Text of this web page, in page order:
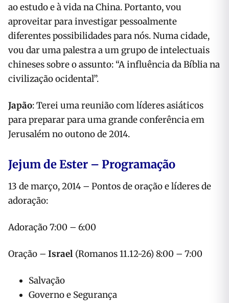
ao estudo e à vida na China. Portanto, vou
aproveitar para investigar pessoalmente
diferentes possibilidades para nós. Numa cidade,
vou dar uma palestra a um grupo de intelectuais
chineses sobre o assunto: “A influência da Bíblia na
civilização ocidental”.
Japão: Terei uma reunião com líderes asiáticos
para preparar para uma grande conferência em
Jerusalém no outono de 2014.
Jejum de Ester – Programação
13 de março, 2014 – Pontos de oração e líderes de
adoração:
6:00 – 7:00 Adoração
7:00 – 8:00 Oração –
Israel (Romanos 11.12-26)
Salvação
Governo e Segurança